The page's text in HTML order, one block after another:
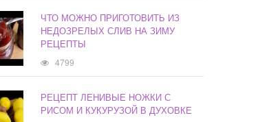
ЧТО МОЖНО ПРИГОТОВИТЬ ИЗ
НЕДОЗРЕЛЫХ СЛИВ НА ЗИМУ
РЕЦЕПТЫ
4799
РЕЦЕПТ ЛЕНИВЫЕ НОЖКИ С
РИСОМ И КУКУРУЗОЙ В ДУХОВКЕ